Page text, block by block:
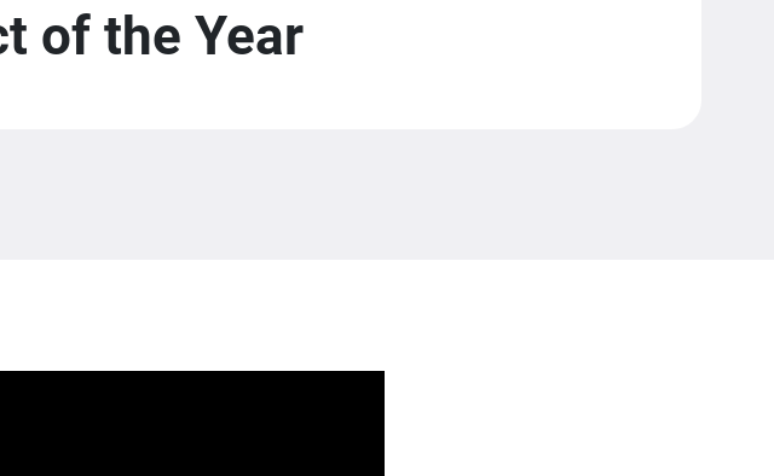
of the Year